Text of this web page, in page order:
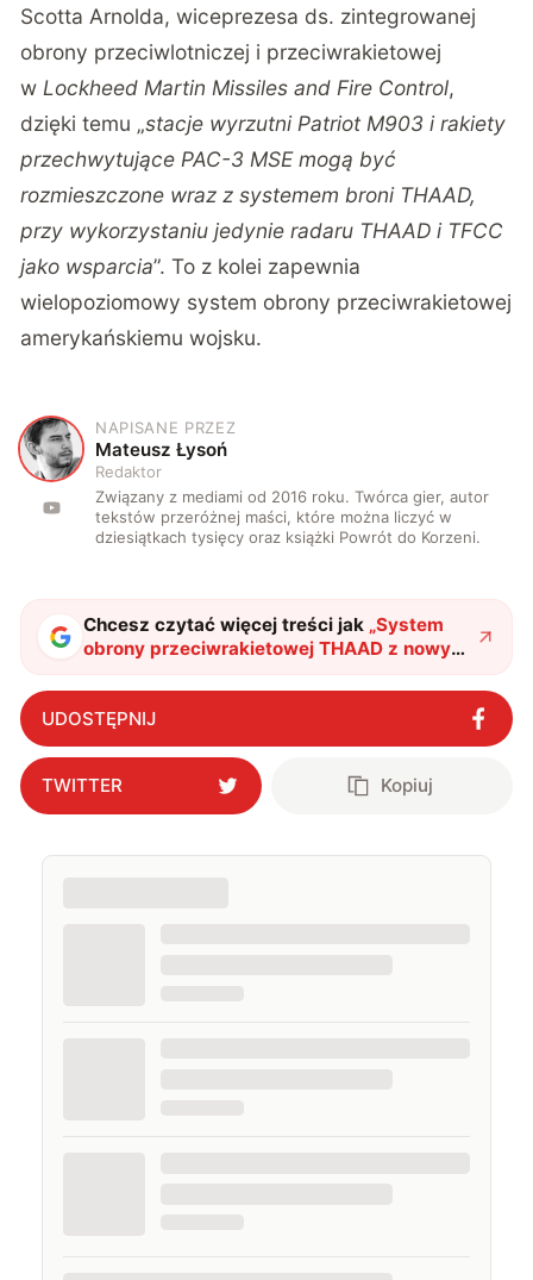
Scotta Arnolda, wiceprezesa ds. zintegrowanej
obrony przeciwlotniczej i przeciwrakietowej
w Lockheed Martin Missiles and Fire Control,
dzięki temu „stacje wyrzutni Patriot M903 i rakiety
przechwytujące PAC-3 MSE mogą być
rozmieszczone wraz z systemem broni THAAD,
przy wykorzystaniu jedynie radaru THAAD i TFCC
jako wsparcia”. To z kolei zapewnia
wielopoziomowy system obrony przeciwrakietowej
amerykańskiemu wojsku.
M
NAPISANE PRZEZ
Mateusz Łysoń
Redaktor
Związany z mediami od 2016 roku. Twórca gier, autor
tekstów przeróżnej maści, które można liczyć w
dziesiątkach tysięcy oraz książki Powrót do Korzeni.
Chcesz czytać więcej treści jak „System
obrony przeciwrakietowej THAAD z nowym
pociskiem. Udany test PAC-3 MSE"?
UDOSTĘPNIJ
TWITTER Kopiuj